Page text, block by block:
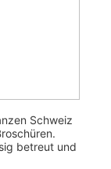
Schweiz
betreut und